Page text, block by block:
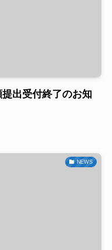
出受付終了のお知
NEWS